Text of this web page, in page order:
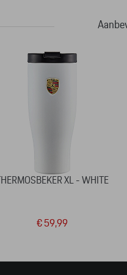
THERMOSBEKER XL - WHITE
€ 59,99